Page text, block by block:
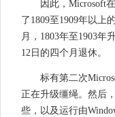
因此，Microsoft
了1809至1909年以上
月，1803年至1903年
12日的四个月退休。
标有第二次
正在升级缰绳。然后
些，以及运行由